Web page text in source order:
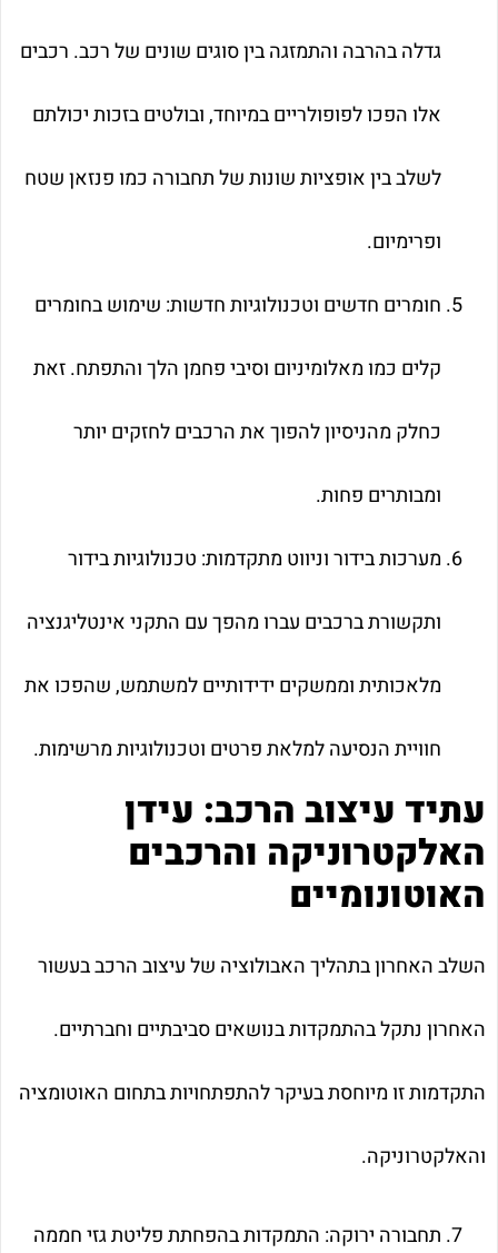
גדלה בהרבה והתמזגה בין סוגים שונים של רכב. רכבים
אלו הפכו לפופולריים במיוחד, ובולטים בזכות יכולתם
לשלב בין אופציות שונות של תחבורה כמו פנזאן שטח
ופרימיום.
חומרים חדשים וטכנולוגיות חדשות: שימוש בחומרים
קלים כמו מאלומיניום וסיבי פחמן הלך והתפתח. זאת
כחלק מהניסיון להפוך את הרכבים לחזקים יותר
ומבותרים פחות.
מערכות בידור וניווט מתקדמות: טכנולוגיות בידור
ותקשורת ברכבים עברו מהפך עם התקני אינטליגנציה
מלאכותית וממשקים ידידותיים למשתמש, שהפכו את
חוויית הנסיעה למלאת פרטים וטכנולוגיות מרשימות.
עתיד עיצוב הרכב: עידן
האלקטרוניקה והרכבים
האוטונומיים
השלב האחרון בתהליך האבולוציה של עיצוב הרכב בעשור
האחרון נתקל בהתמקדות בנושאים סביבתיים וחברתיים.
התקדמות זו מיוחסת בעיקר להתפתחויות בתחום האוטומציה
והאלקטרוניקה.
תחבורה ירוקה: התמקדות בהפחתת פליטת גזי חממה